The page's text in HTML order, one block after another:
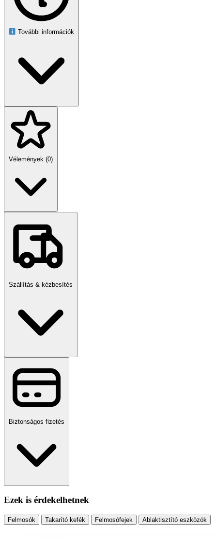
Szín: fehér
Önkicsavaró rendszer: igen
Mozgatható fej: igen
1 × mini mop
2 × pót szivacsfej
Díszdoboz
eredménnyel, miközben a kezed száraz marad, a mop pedig alig
foglal helyet.
További információk
Vélemények (0)
Szállítás & kézbesítés
Biztonságos fizetés
Ezek is érdekelhetnek
Felmosók Takarító kefék Felmosófejek Ablaktisztító eszközök